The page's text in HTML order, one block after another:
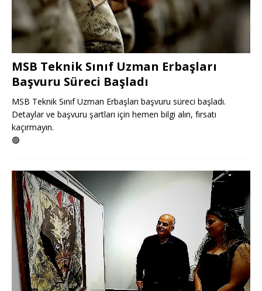
MSB Teknik Sınıf Uzman Erbaşları
Başvuru Süreci Başladı
MSB Teknik Sınıf Uzman Erbaşları başvuru süreci başladı.
Detaylar ve başvuru şartları için hemen bilgi alın, fırsatı
kaçırmayın.
🟢